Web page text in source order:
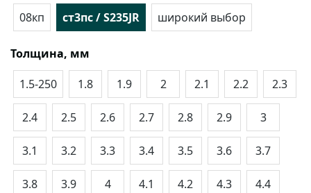
08кп
ст3пс / S235JR широкий выбор
Толщина, мм
1.5-250
1.8 1.9 2 2.1 2.2 2.3
2.4 2.5 2.6 2.7 2.8 2.9 3
3.1 3.2 3.3 3.4 3.5 3.6 3.7
3.8 3.9 4 4.1 4.2 4.3 4.4